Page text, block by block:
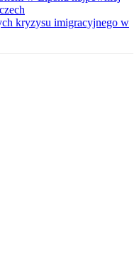
kryzysu imigracyjnego w